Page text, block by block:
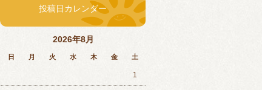
投稿日カレンダー
2026年8月
日 月 火 水 木 金 土
1